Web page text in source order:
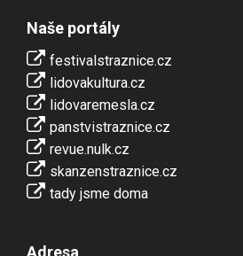
Naše portály
festivalstraznice.cz
lidovakultura.cz
lidovaremesla.cz
panstvistraznice.cz
revue.nulk.cz
skanzenstraznice.cz
tady jsme doma
Adresa